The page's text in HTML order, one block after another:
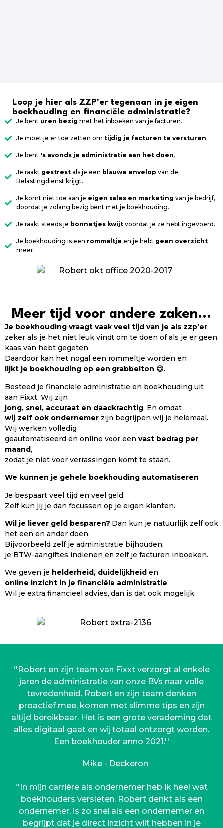
Loop je hier als ZZP'er tegenaan in je eigen
boekhouding en financiële administratie?
Je bent uren bezig met het inboeken van je facturen.
Je moet je er toe zetten om tijdig je facturen te versturen.
Je bent 's avonds je administratie aan het doen.
Je raakt gestrestals je een blauwe envelop van de
Belastingdienst krijgt.
Je komt niet toe aan je eigen sales en marketing van je bedrijf,
doordat je zolang bezig bent met je boekhouding.
Je raakt steeds je bonnetjes kwijtvoordat je ze hebt ingevoerd.
Je boekhouding is een rommeltje en je hebt geen overzicht
meer.
Meer tijd voor andere zaken...
Je boekhouding vraagt vaak veel tijd van je als zzp’er,
zeker als je het niet leuk vindt om te doen of als je er geen
kaas van hebt gegeten.
Daardoor kan het nogal een rommeltje worden en
lijkt je boekhouding op een grabbelton 😉.
Besteed je financiële administratie en boekhouding uit
aan Fixxt. Wij zijn
jong, snel, accuraat en daadkrachtig. En omdat
wij zelf ook ondernemer zijn begrijpen wij je helemaal.
Wij werken volledig
geautomatiseerd en online voor een vast bedrag per
maand,
zodat je niet voor verrassingen komt te staan.
We kunnen je gehele boekhouding automatiseren
Je bespaart veel tijd en veel geld.
Zelf kun jij je dan focussen op je eigen klanten.
Wil je liever geld besparen? Dan kun je natuurlijk zelf ook
het een en ander doen.
Bijvoorbeeld zelf je administratie bijhouden,
je BTW-aangiftes indienen en zelf je facturen inboeken.
We geven je helderheid, duidelijkheid en
online inzicht in je financiële administratie.
Wil je extra financieel advies, dan is dat ook mogelijk.
''Robert en zijn team van Fixxt verzorgt al enkele
jaren de administratie van onze BVs naar volle
tevredenheid. Robert en zijn team denken
proactief mee, komen met slimme tips en zijn
altijd bereikbaar. Het is een grote verademing dat
alles digitaal gaat en wij totaal ontzorgt worden.
Een boekhouder anno 2021.''
Mike - Deckeron
''In mijn carrière als ondernemer heb ik heel wat
boekhouders versleten. Robert denkt als een
ondernemer, is zo snel als een ondernemer en
begrijpt dat je direct inzicht wilt hebben in je